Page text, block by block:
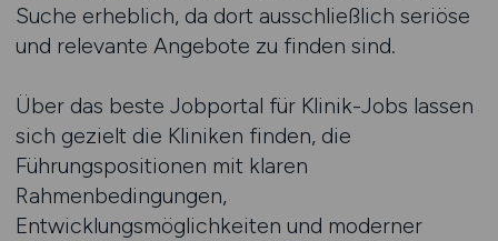
Suche erheblich, da dort ausschließlich seriöse
und relevante Angebote zu finden sind.
Über das beste Jobportal für Klinik-Jobs lassen
sich gezielt die Kliniken finden, die
Führungspositionen mit klaren
Rahmenbedingungen,
Entwicklungsmöglichkeiten und moderner